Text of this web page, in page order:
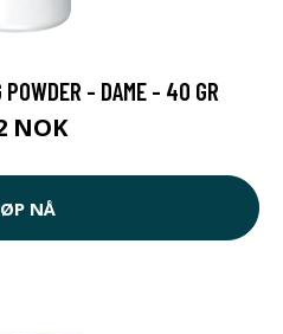
- DAME - 40 GR
NOK
NÅ